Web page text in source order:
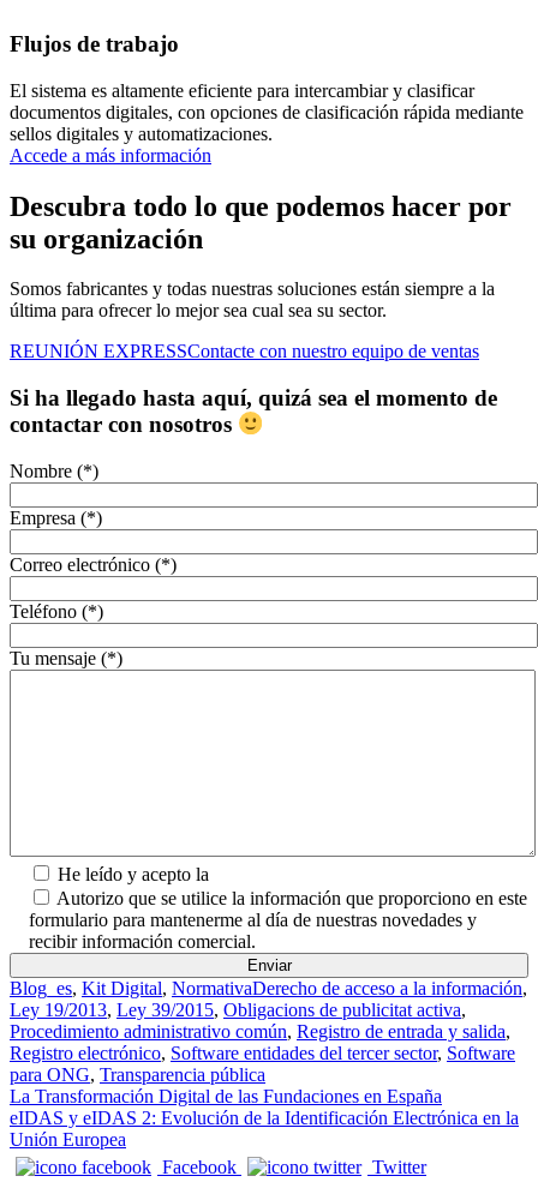
Flujos de trabajo
El sistema es altamente eficiente para intercambiar y clasificar
documentos digitales, con opciones de clasificación rápida mediante
sellos digitales y automatizaciones.
Accede a más información
Descubra todo lo que podemos hacer por
su organización
Somos fabricantes y todas nuestras soluciones están siempre a la
última para ofrecer lo mejor sea cual sea su sector.
REUNIÓN EXPRESSContacte con nuestro equipo de ventas
Si ha llegado hasta aquí, quizá sea el momento de
contactar con nosotros
Nombre (*)
Empresa (*)
Correo electrónico (*)
Teléfono (*)
Tu mensaje (*)
He leído y acepto la
Autorizo que se utilice la información que proporciono en este
formulario para mantenerme al día de nuestras novedades y
recibir información comercial.
Blog_es, Kit Digital, NormativaDerecho de acceso a la información,
Ley 19/2013, Ley 39/2015, Obligacions de publicitat activa,
Procedimiento administrativo común, Registro de entrada y salida,
Registro electrónico, Software entidades del tercer sector, Software
para ONG, Transparencia pública
Navegación de entradas
La Transformación Digital de las Fundaciones en España
eIDAS y eIDAS 2: Evolución de la Identificación Electrónica en la
Unión Europea
Facebook
Twitter